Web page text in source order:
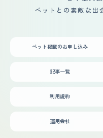
ペットとの素敵な出
ペット掲載のお申し込み
記事一覧
利用規約
運用会社